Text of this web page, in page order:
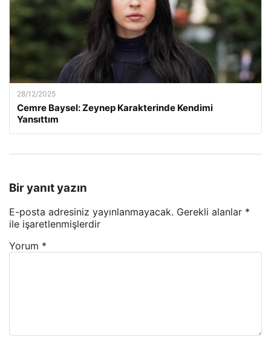
28/12/2025
Cemre Baysel: Zeynep Karakterinde Kendimi
Yansıttım
Bir yanıt yazın
E-posta adresiniz yayınlanmayacak. Gerekli alanlar *
ile işaretlenmişlerdir
Yorum *